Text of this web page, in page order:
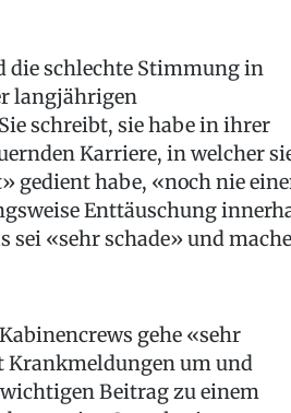
die schlechte Stimmung in
langjährigen
schreibt, sie habe in ihrer
Karriere, in welcher
gedient habe, «noch nie
Enttäuschung
sei «sehr schade» und mache
gehe «sehr
um und
Beitrag zu einem